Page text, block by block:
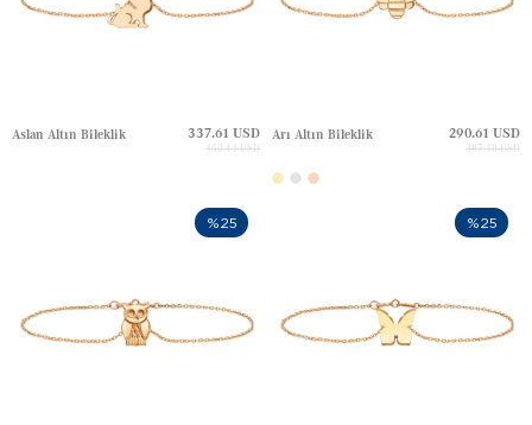
Aslan Altın Bileklik 337.61 USD
450.14 USD
Arı Altın Bileklik 290.61 USD
387.48 USD
%25 %25